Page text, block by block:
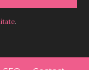
.